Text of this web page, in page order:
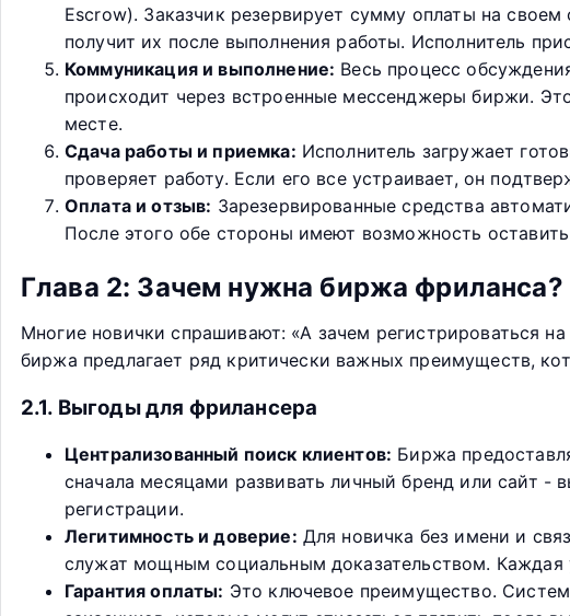
Escrow). Заказчик резервирует сумму оплаты на
получит их после выполнения работы. Исполнитель
Коммуникация и выполнение: Весь процесс
происходит через встроенные мессенджеры биржи.
месте.
Сдача работы и приемка: Исполнитель загружает
проверяет работу. Если его все устраивает, он
Оплата и отзыв: Зарезервированные средства
После этого обе стороны имеют возможность
Глава 2: Зачем нужна биржа
Многие новички спрашивают: «А зачем регистрироваться
биржа предлагает ряд критически важных преимуществ,
2.1. Выгоды для фрилансера
Централизованный поиск клиентов: Биржа
сначала месяцами развивать личный бренд или сайт -
регистрации.
Легитимность и доверие: Для новичка без имени и
служат мощным социальным доказательством. Каждая
Гарантия оплаты: Это ключевое преимущество.